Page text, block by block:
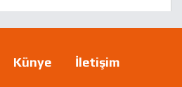
Künye İletişim